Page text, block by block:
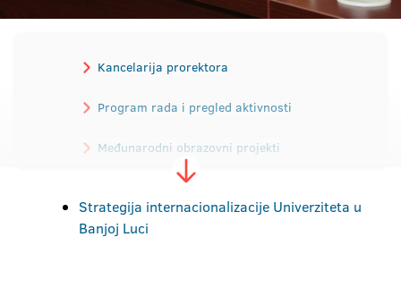
Kancelarija prorektora
Program rada i pregled aktivnosti
Međunarodni obrazovni projekti
Strategija internacionalizacije Univerziteta u
Banjoj Luci